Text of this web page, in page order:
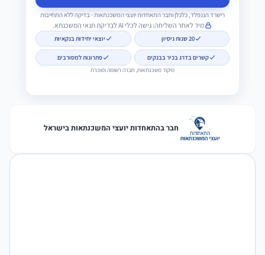
רישרד הננפלד, כלכלן וחבר התאחדות יועצי המשכנתאות · בדיקה ללא התחייבות
מיד לאחר השליחה: גישה לכלי AI לבדיקת תנאי המשכנתא.
20 שנות ניסיון יוצאי יחידות בנקאיות
קשרים בדרג בכיר בבנקים פתרונות למסורבים
מיקוד משכנתאות, חברה רשומה ומוכרת
חבר בהתאחדות יועצי המשכנתאות בישראל